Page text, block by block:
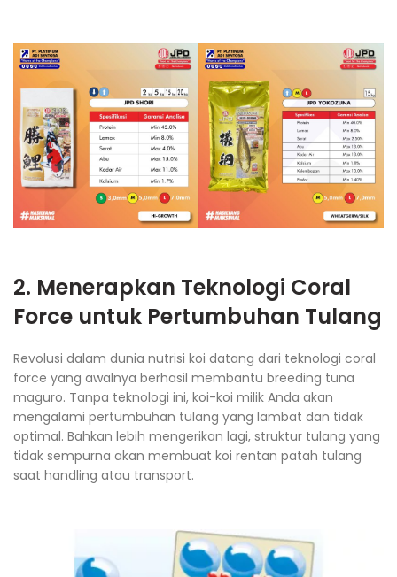
2. Menerapkan Teknologi Coral
Force untuk Pertumbuhan Tulang
Revolusi dalam dunia nutrisi koi datang dari teknologi coral
force yang awalnya berhasil membantu breeding tuna
maguro. Tanpa teknologi ini, koi-koi milik Anda akan
mengalami pertumbuhan tulang yang lambat dan tidak
optimal. Bahkan lebih mengerikan lagi, struktur tulang yang
tidak sempurna akan membuat koi rentan patah tulang
saat handling atau transport.